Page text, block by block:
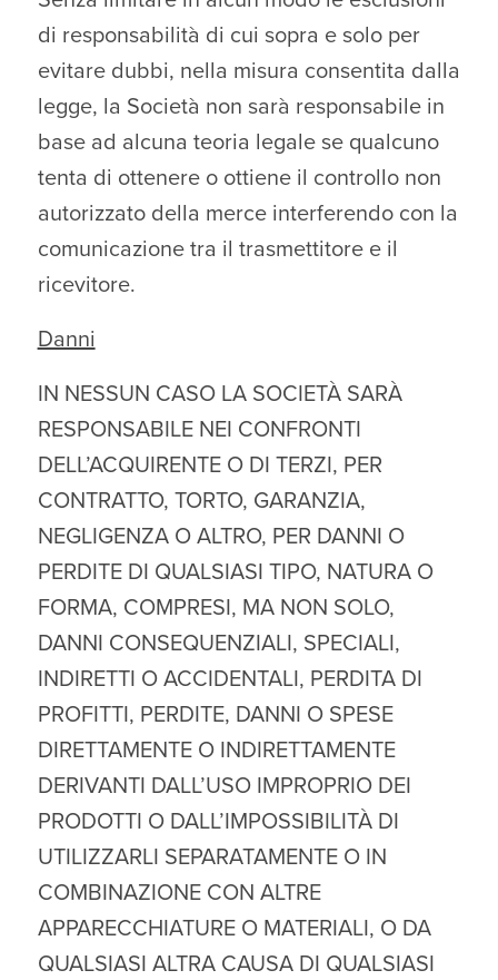
di responsabilità di cui sopra e solo per
evitare dubbi, nella misura consentita dalla
legge, la Società non sarà responsabile in
base ad alcuna teoria legale se qualcuno
tenta di ottenere o ottiene il controllo non
autorizzato della merce interferendo con la
comunicazione tra il trasmettitore e il
ricevitore.
Danni
IN NESSUN CASO LA SOCIETÀ SARÀ
RESPONSABILE NEI CONFRONTI
DELL’ACQUIRENTE O DI TERZI, PER
CONTRATTO, TORTO, GARANZIA,
NEGLIGENZA O ALTRO, PER DANNI O
PERDITE DI QUALSIASI TIPO, NATURA O
FORMA, COMPRESI, MA NON SOLO,
DANNI CONSEQUENZIALI, SPECIALI,
INDIRETTI O ACCIDENTALI, PERDITA DI
PROFITTI, PERDITE, DANNI O SPESE
DIRETTAMENTE O INDIRETTAMENTE
DERIVANTI DALL’USO IMPROPRIO DEI
PRODOTTI O DALL’IMPOSSIBILITÀ DI
UTILIZZARLI SEPARATAMENTE O IN
COMBINAZIONE CON ALTRE
APPARECCHIATURE O MATERIALI, O DA
QUALSIASI ALTRA CAUSA DI QUALSIASI